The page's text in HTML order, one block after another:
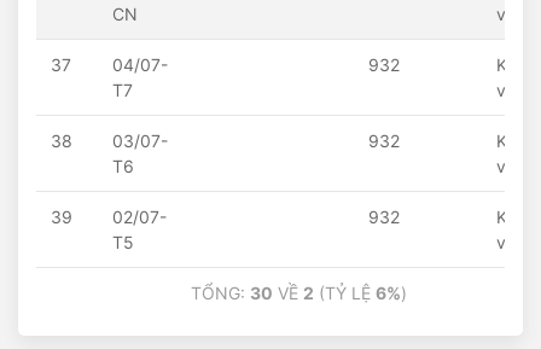
CN
về
37
04/07-
T7
932
về
38
03/07-
T6
932
về
39
02/07-
T5
932
về
TỔNG: 30 VỀ 2 (TỶ LỆ 6%)